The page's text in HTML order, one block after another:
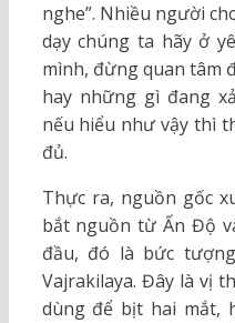
nghe”. Nhiều người
dạy chúng ta hãy ở
mình, đừng quan tâm
hay những gì đang
nếu hiểu như vậy thì
đủ.
Thực ra, nguồn gốc
bắt nguồn từ Ấn Độ
đầu, đó là bức
Vajrakilaya. Đây là vị
dùng để bịt hai mắt,